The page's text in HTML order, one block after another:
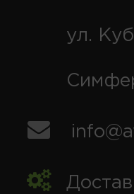
ул.